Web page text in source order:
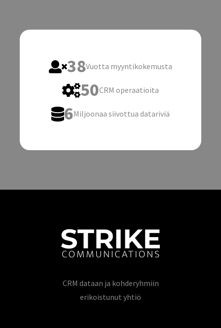
38Vuotta myyntikokemusta
50CRM operaatioita
6Miljoonaa siivottua datariviä
CRM dataan ja kohderyhmiin
erikoistunut yhtiö